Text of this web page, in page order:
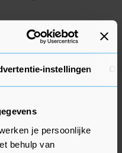
instellingen
je persoonlijke
behulp van
uur van de
de Ferrari-
remmen van zijn
stand kon in het
rondes rijden.